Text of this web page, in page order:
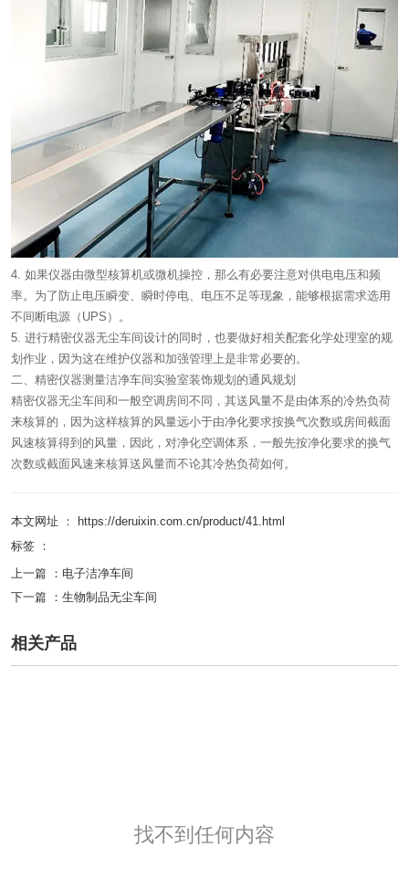
4. 如果仪器由微型核算机或微机操控，那么有必要注意对供电电压和频
率。为了防止电压瞬变、瞬时停电、电压不足等现象，能够根据需求选用
不间断电源（UPS）。
5. 进行精密仪器无尘车间设计的同时，也要做好相关配套化学处理室的规
划作业，因为这在维护仪器和加强管理上是非常必要的。
二、精密仪器测量洁净车间实验室装饰规划的通风规划
精密仪器无尘车间和一般空调房间不同，其送风量不是由体系的冷热负荷
来核算的，因为这样核算的风量远小于由净化要求按换气次数或房间截面
风速核算得到的风量，因此，对净化空调体系，一般先按净化要求的换气
次数或截面风速来核算送风量而不论其冷热负荷如何。
本文网址 ： https://deruixin.com.cn/product/41.html
标签 ：
上一篇 ： 电子洁净车间
下一篇 ： 生物制品无尘车间
相关产品
找不到任何内容